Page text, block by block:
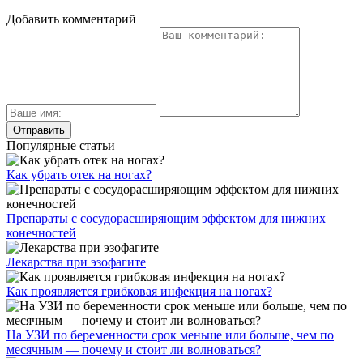
Добавить комментарий
Популярные статьи
Как убрать отек на ногах?
Препараты с сосудорасширяющим эффектом для нижних
конечностей
Лекарства при эзофагите
Как проявляется грибковая инфекция на ногах?
На УЗИ по беременности срок меньше или больше, чем по
месячным — почему и стоит ли волноваться?